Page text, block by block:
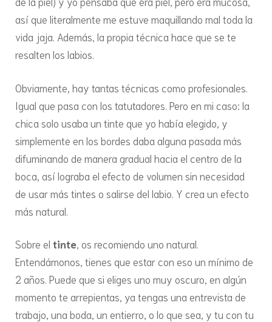
así que literalmente me estuve maquillando mal toda la
vida jaja. Además, la propia técnica hace que se te
resalten los labios.
Obviamente, hay tantas técnicas como profesionales.
Igual que pasa con los tatutadores. Pero en mi caso: la
chica solo usaba un tinte que yo había elegido, y
simplemente en los bordes daba alguna pasada más
difuminando de manera gradual hacia el centro de la
boca, así lograba el efecto de volumen sin necesidad
de usar más tintes o salirse del labio. Y crea un efecto
más natural.
Sobre el tinte , os recomiendo uno natural.
Entendámonos, tienes que estar con eso un mínimo de
2 años. Puede que si eliges uno muy oscuro, en algún
momento te arrepientas, ya tengas una entrevista de
trabajo, una boda, un entierro, o lo que sea, y tu con tu